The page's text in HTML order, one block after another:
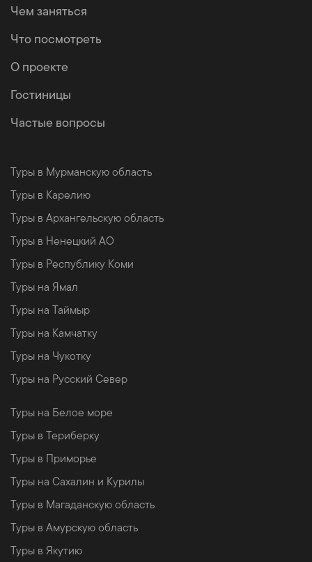
Чем заняться
Что посмотреть
О проекте
Гостиницы
Частые вопросы
Туры в Мурманскую область
Туры в Карелию
Туры в Архангельскую область
Туры в Ненецкий АО
Туры в Республику Коми
Туры на Ямал
Туры на Таймыр
Туры на Камчатку
Туры на Чукотку
Туры на Русский Север
Туры на Белое море
Туры в Териберку
Туры в Приморье
Туры на Сахалин и Курилы
Туры в Магаданскую область
Туры в Амурскую область
Туры в Якутию